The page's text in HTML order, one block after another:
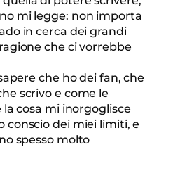
mi legge: non importa
in cerca dei grandi
che ci vorrebbe
che ho dei fan, che
scrivo e come le
cosa mi inorgoglisce
conscio dei miei limiti, e
spesso molto